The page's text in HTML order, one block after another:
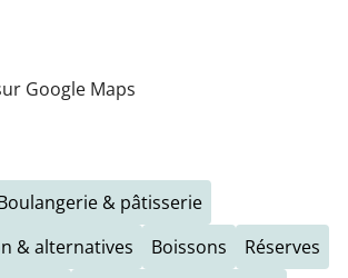
Google Maps
& pâtisserie
& alternatives
Boissons
Réserves